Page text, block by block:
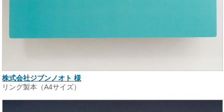
株式会社ジブンノオト 様
リング製本（A4サイズ）